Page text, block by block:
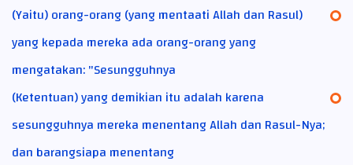
(Yaitu) orang-orang (yang mentaati Allah dan Rasul)
yang kepada mereka ada orang-orang yang
mengatakan: "Sesungguhnya
(Ketentuan) yang demikian itu adalah karena
sesungguhnya mereka menentang Allah dan Rasul-Nya;
dan barangsiapa menentang